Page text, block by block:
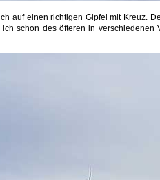
auf einen richtigen Gipfel mit Kreuz.
schon des öfteren in verschiedenen